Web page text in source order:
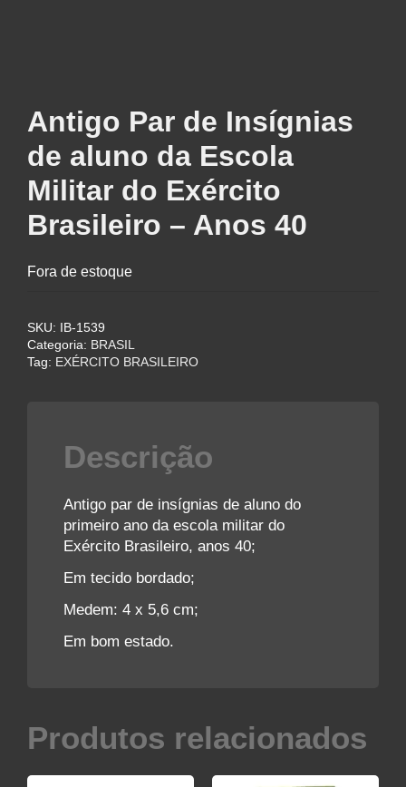
Antigo Par de Insígnias
de aluno da Escola
Militar do Exército
Brasileiro – Anos 40
Fora de estoque
SKU:
IB-1539
Categoria: BRASIL
Tag: EXÉRCITO BRASILEIRO
Descrição
Antigo par de insígnias de aluno do
primeiro ano da escola militar do
Exército Brasileiro, anos 40;
Em tecido bordado;
Medem: 4 x 5,6 cm;
Em bom estado.
Produtos relacionados